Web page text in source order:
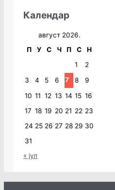
Календар
август 2026.
П
У С Ч П С
Н
1
2
3
4 5 6 7 8
9
10 11 12 13 14 15 16
17 18 19 20 21 22 23
24 25 26 27 28 29 30
31
« јул